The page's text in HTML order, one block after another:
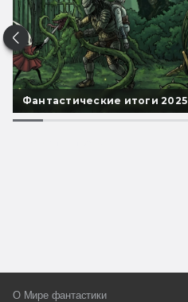
Фантастические итоги 2025
О Мире фантастики